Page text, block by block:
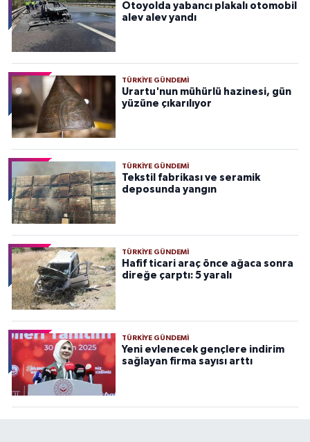
Otoyolda yabancı plakalı otomobil
alev alev yandı
TÜRKIYE GÜNDEMI
Urartu'nun mühürlü hazinesi, gün
yüzüne çıkarılıyor
TÜRKIYE GÜNDEMI
Tekstil fabrikası ve seramik
deposunda yangın
TÜRKIYE GÜNDEMI
Hafif ticari araç önce ağaca sonra
direğe çarptı: 5 yaralı
TÜRKIYE GÜNDEMI
Yeni evlenecek gençlere indirim
sağlayan firma sayısı arttı